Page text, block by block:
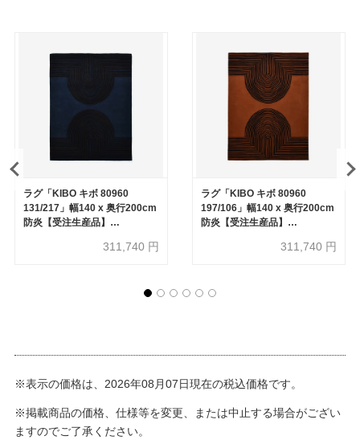
ラグ「KIBO キボ 80960
131/217」幅140 x 奥行200cm
防炎【受注生産品】
シュバッハ 1819）311,740 円
ラグ「KIBO キボ 80960
197/106」幅140 x 奥行200cm
防炎【受注生産品】
シュバッハ 1819）311,740 円
※表示の価格は、2026年08月07日現在の税込価格です。
※掲載商品の価格、仕様等を変更、または中止する場合がござい
ますのでご了承ください。